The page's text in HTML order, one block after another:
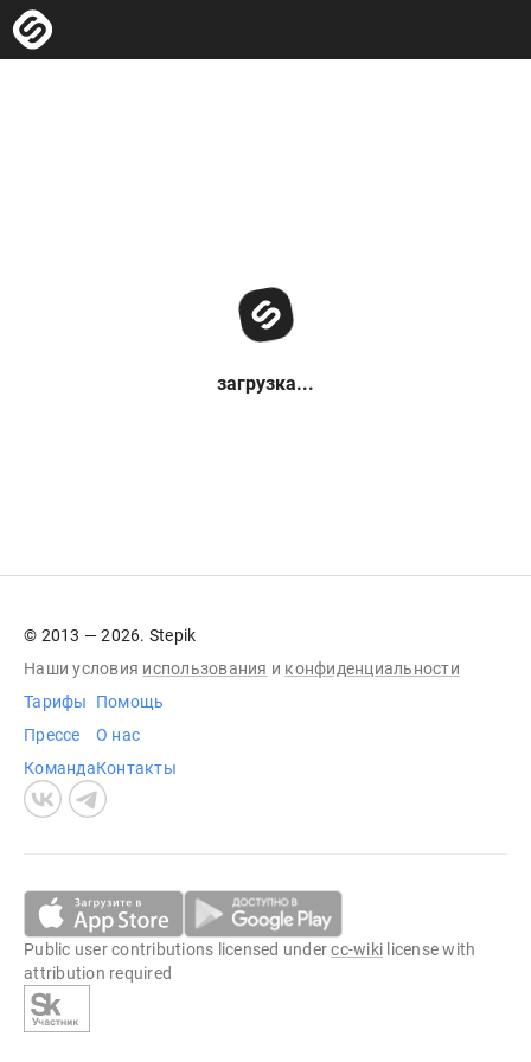
загрузка...
© 2013 — 2026. Stepik
Наши условия использования и конфиденциальности
Тарифы
Прессе
Команда
Помощь
О нас
Контакты
Public user contributions licensed undercc-wiki license with
attribution required